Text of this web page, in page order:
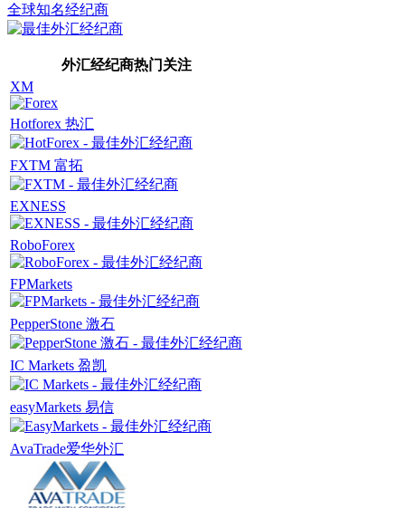
全球知名经纪商
外汇经纪商热门关注
XM
Hotforex 热汇
FXTM 富拓
EXNESS
RoboForex
FPMarkets
PepperStone 激石
IC Markets 盈凯
easyMarkets 易信
AvaTrade爱华外汇